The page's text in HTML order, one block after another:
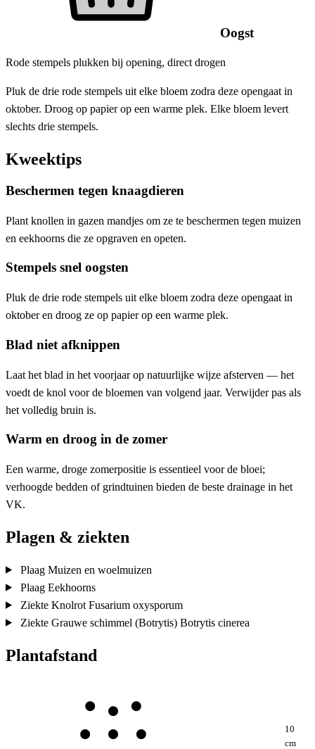
Oogst
Rode stempels plukken bij opening, direct drogen
Pluk de drie rode stempels uit elke bloem zodra deze opengaat in
oktober. Droog op papier op een warme plek. Elke bloem levert
slechts drie stempels.
Kweektips
Beschermen tegen knaagdieren
Plant knollen in gazen mandjes om ze te beschermen tegen muizen
en eekhoorns die ze opgraven en opeten.
Stempels snel oogsten
Pluk de drie rode stempels uit elke bloem zodra deze opengaat in
oktober en droog ze op papier op een warme plek.
Blad niet afknippen
Laat het blad in het voorjaar op natuurlijke wijze afsterven — het
voedt de knol voor de bloemen van volgend jaar. Verwijder pas als
het volledig bruin is.
Warm en droog in de zomer
Een warme, droge zomerpositie is essentieel voor de bloei;
verhoogde bedden of grindtuinen bieden de beste drainage in het
VK.
Plagen & ziekten
Plaag Muizen en woelmuizen
Plaag Eekhoorns
Ziekte Knolrot Fusarium oxysporum
Ziekte Grauwe schimmel (Botrytis) Botrytis cinerea
Plantafstand
10
cm